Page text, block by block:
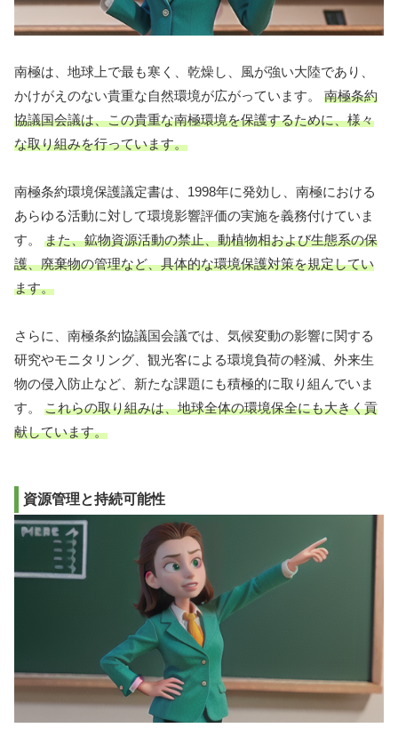
南極は、地球上で最も寒く、乾燥し、風が強い大陸であり、
かけがえのない貴重な自然環境が広がっています。 南極条約
協議国会議は、この貴重な南極環境を保護するために、様々
な取り組みを行っています。
南極条約環境保護議定書は、1998年に発効し、南極における
あらゆる活動に対して環境影響評価の実施を義務付けていま
す。 また、鉱物資源活動の禁止、動植物相および生態系の保
護、廃棄物の管理など、具体的な環境保護対策を規定してい
ます。
さらに、南極条約協議国会議では、気候変動の影響に関する
研究やモニタリング、観光客による環境負荷の軽減、外来生
物の侵入防止など、新たな課題にも積極的に取り組んでいま
す。 これらの取り組みは、地球全体の環境保全にも大きく貢
献しています。
資源管理と持続可能性